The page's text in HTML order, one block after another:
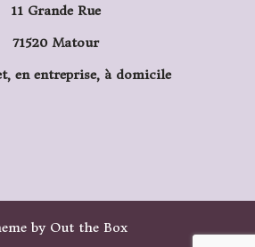
11 Grande Rue
71520 Matour
en entreprise, à domicile
by Out the Box